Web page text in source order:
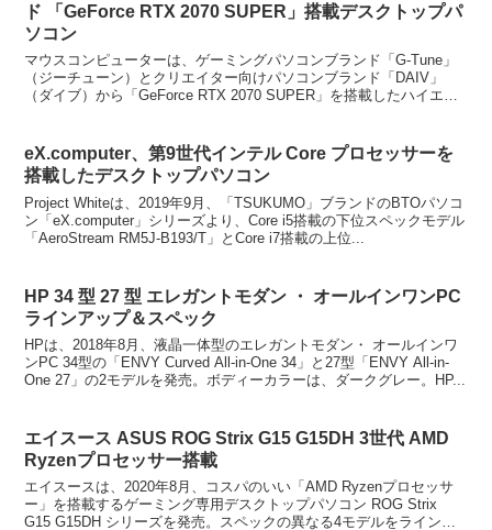
ド 「GeForce RTX 2070 SUPER」搭載デスクトップパ
ソコン
マウスコンピューターは、ゲーミングパソコンブランド「G-Tune」
（ジーチューン）とクリエイター向けパソコンブランド「DAIV」
（ダイブ）から「GeForce RTX 2070 SUPER」を搭載したハイエン
eX.computer、第9世代インテル Core プロセッサーを
搭載したデスクトップパソコン
Project Whiteは、2019年9月、「TSUKUMO」ブランドのBTOパソコ
ン「eX.computer」シリーズより、Core i5搭載の下位スペックモデル
「AeroStream RM5J-B193/T」とCore i7搭載の上位...
HP 34 型 27 型 エレガントモダン ・ オールインワンPC
ラインアップ＆スペック
HPは、2018年8月、液晶一体型のエレガントモダン・ オールインワ
ンPC 34型の「ENVY Curved All-in-One 34」と27型「ENVY All-in-
One 27」の2モデルを発売。ボディーカラーは、ダークグレー。HP...
エイスース ASUS ROG Strix G15 G15DH 3世代 AMD
Ryzenプロセッサー搭載
エイスースは、2020年8月、コスパのいい「AMD Ryzenプロセッサ
ー」を搭載するゲーミング専用デスクトップパソコン ROG Strix
G15 G15DH シリーズを発売。スペックの異なる4モデルをラインナ